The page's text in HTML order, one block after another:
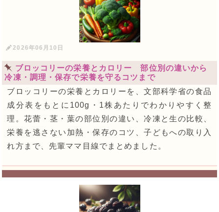
2026年06月10日
ブロッコリーの栄養とカロリー 部位別の違いから
冷凍・調理・保存で栄養を守るコツまで
ブロッコリーの栄養とカロリーを、文部科学省の食品
成分表をもとに100g・1株あたりでわかりやすく整
理。花蕾・茎・葉の部位別の違い、冷凍と生の比較、
栄養を逃さない加熱・保存のコツ、子どもへの取り入
れ方まで、先輩ママ目線でまとめました。